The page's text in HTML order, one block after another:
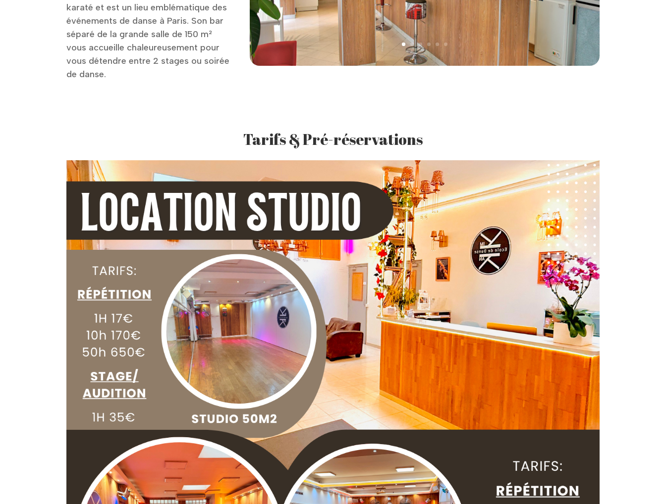
karaté et est un lieu emblématique des
événements de danse à Paris. Son bar
séparé de la grande salle de 150 m²
vous accueille chaleureusement pour
vous détendre entre 2 stages ou soirée
de danse.
Tarifs & Pré-réservations